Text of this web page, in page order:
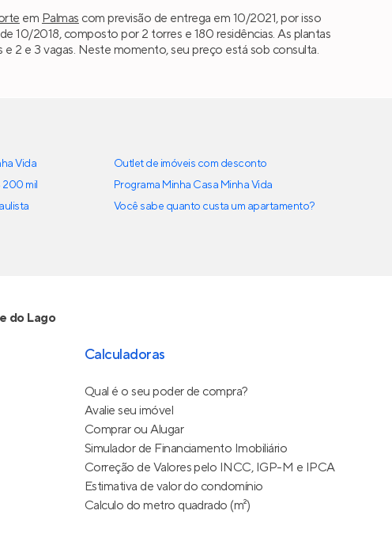
em Palmas com previsão de entrega em 10/2021, por isso
10/2018, composto por 2 torres e 180 residências. As plantas
e 2 e 3 vagas. Neste momento, seu preço está sob consulta.
Vida
mil
Outlet de imóveis com desconto
Programa Minha Casa Minha Vida
Você sabe quanto custa um apartamento?
do Lago
Calculadoras
Qual é o seu poder de compra?
Avalie seu imóvel
Comprar ou Alugar
Simulador de Financiamento Imobiliário
Correção de Valores pelo INCC, IGP-M e IPCA
Estimativa de valor do condomínio
Calculo do metro quadrado (m²)